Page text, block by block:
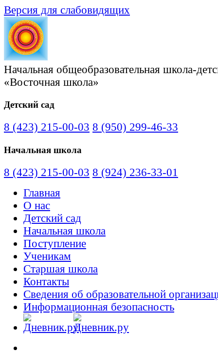
Версия для слабовидящих
Начальная общеобразовательная школа-
«Восточная школа»
Детский сад
8 (423) 215-00-03 8 (950) 299-46-33
Начальная школа
8 (423) 215-00-03 8 (924) 236-33-01
Главная
О нас
Детский сад
Начальная школа
Поступление
Ученикам
Старшая школа
Контакты
Сведения об образовательной
Информационная безопасность